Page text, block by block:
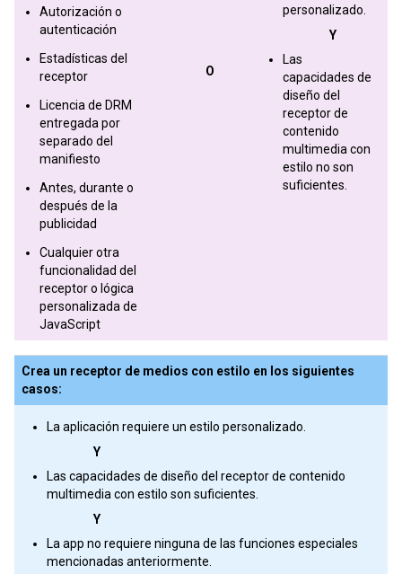
Autorización o
autenticación
Estadísticas del
receptor
Licencia de DRM
entregada por
separado del
manifiesto
Antes, durante o
después de la
publicidad
Cualquier otra
funcionalidad del
receptor o lógica
personalizada de
JavaScript
O
personalizado.
Y
Las
capacidades de
diseño del
receptor de
contenido
multimedia con
estilo no son
suficientes.
Crea un receptor de medios con estilo en los siguientes
casos:
La aplicación requiere un estilo personalizado.
Y
Las capacidades de diseño del receptor de contenido
multimedia con estilo son suficientes.
Y
La app no requiere ninguna de las funciones especiales
mencionadas anteriormente.